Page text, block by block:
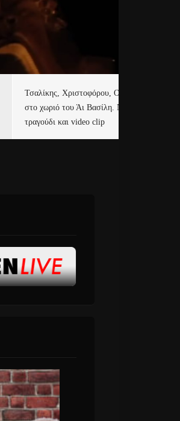
Τσαλίκης, Χριστοφόρου, ONE
στο χωριό του Άι Βασίλη. Νέο
τραγούδι και video clip